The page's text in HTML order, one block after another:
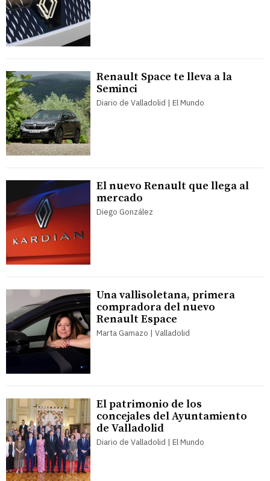
Renault Space te lleva a la
Seminci
Diario de Valladolid | El Mundo
El nuevo Renault que llega al
mercado
Diego González
Una vallisoletana, primera
compradora del nuevo
Renault Espace
Marta Gamazo | Valladolid
El patrimonio de los
concejales del Ayuntamiento
de Valladolid
Diario de Valladolid | El Mundo